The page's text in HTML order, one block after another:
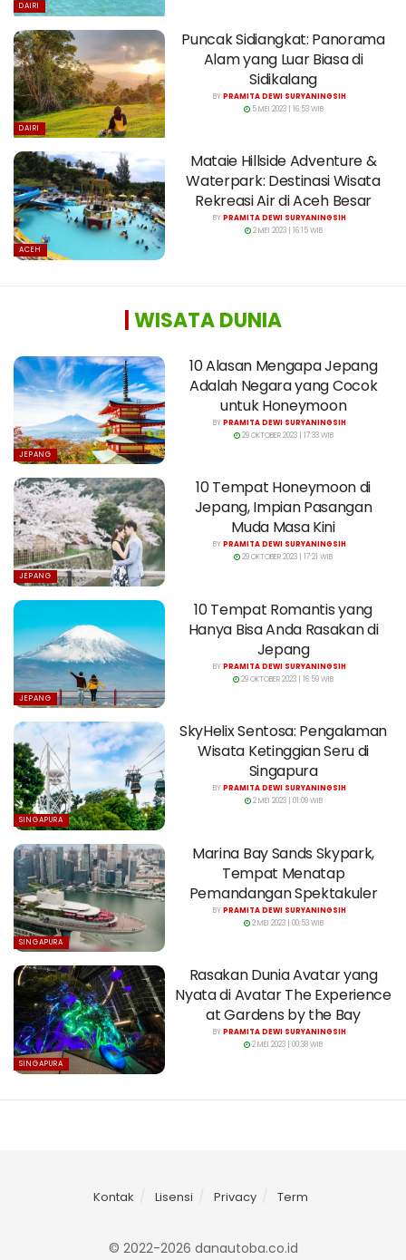
DAIRI
DAIRI
Puncak Sidiangkat: Panorama
Alam yang Luar Biasa di
Sidikalang
BYPRAMITA DEWI SURYANINGSIH
5 MEI 2023 | 16:53 WIB
ACEH
Mataie Hillside Adventure &
Waterpark: Destinasi Wisata
Rekreasi Air di Aceh Besar
BYPRAMITA DEWI SURYANINGSIH
2 MEI 2023 | 16:15 WIB
WISATA DUNIA
JEPANG
10 Alasan Mengapa Jepang
Adalah Negara yang Cocok
untuk Honeymoon
BYPRAMITA DEWI SURYANINGSIH
29 OKTOBER 2023 | 17:33 WIB
JEPANG
10 Tempat Honeymoon di
Jepang, Impian Pasangan
Muda Masa Kini
BYPRAMITA DEWI SURYANINGSIH
29 OKTOBER 2023 | 17:21 WIB
JEPANG
10 Tempat Romantis yang
Hanya Bisa Anda Rasakan di
Jepang
BYPRAMITA DEWI SURYANINGSIH
29 OKTOBER 2023 | 16:59 WIB
SINGAPURA
SkyHelix Sentosa: Pengalaman
Wisata Ketinggian Seru di
Singapura
BYPRAMITA DEWI SURYANINGSIH
2 MEI 2023 | 01:09 WIB
SINGAPURA
Marina Bay Sands Skypark,
Tempat Menatap
Pemandangan Spektakuler
BYPRAMITA DEWI SURYANINGSIH
2 MEI 2023 | 00:53 WIB
SINGAPURA
Rasakan Dunia Avatar yang
Nyata di Avatar The Experience
at Gardens by the Bay
BYPRAMITA DEWI SURYANINGSIH
2 MEI 2023 | 00:38 WIB
Kontak Lisensi Privacy Term
© 2022-2026 danautoba.co.id